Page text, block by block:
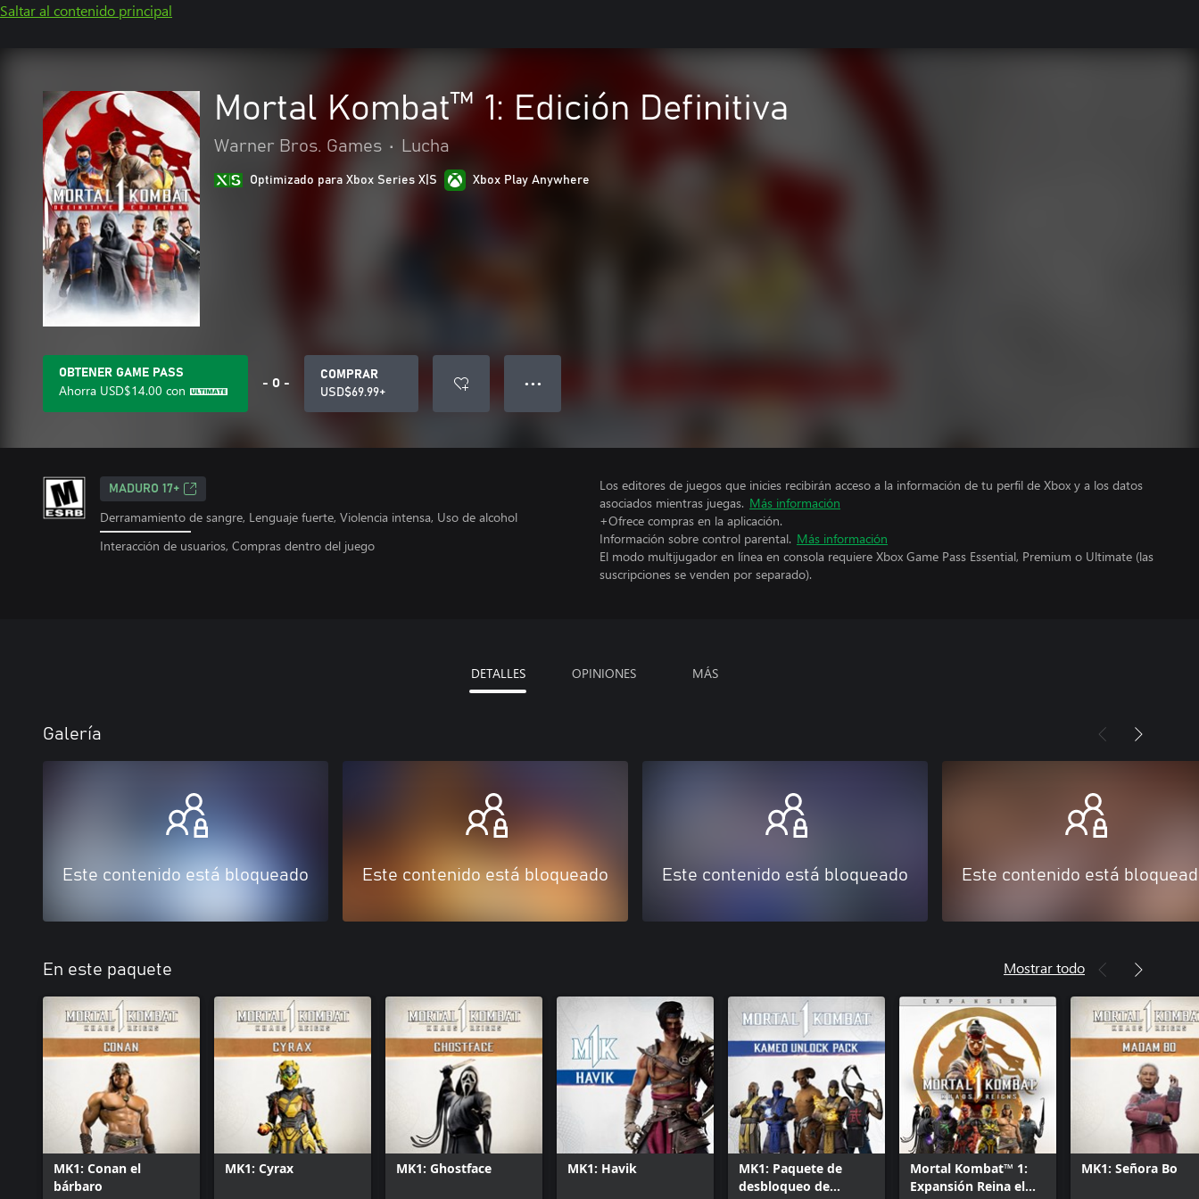
Saltar al contenido principal
Mortal Kombat™ 1: Edición Definitiva
Warner Bros. Games • Lucha
Optimizado para Xbox Series X|S Xbox Play Anywhere
OBTENER GAME PASS
Ahorra USD$14.00 con - O -
COMPRAR
USD$69.99+
● ● ●
MADURO 17+
Derramamiento de sangre, Lenguaje fuerte, Violencia intensa, Uso de alcohol
Interacción de usuarios, Compras dentro del juego
Los editores de juegos que inicies recibirán acceso a la información de tu perfil de Xbox y a los datos
asociados mientras juegas. Más información
+Ofrece compras en la aplicación.
Información sobre control parental. Más información
El modo multijugador en línea en consola requiere Xbox Game Pass Essential, Premium o Ultimate (las
suscripciones se venden por separado).
DETALLES OPINIONES MÁS
Galería
Este contenido está bloqueado Este contenido está bloqueado Este contenido está bloqueado Este contenido está
En este paquete Mostrar todo
MK1: Conan el
bárbaro
MK1: Cyrax MK1: Ghostface MK1: Havik
MK1: Paquete de
desbloqueo de
Mortal Kombat™ 1:
Expansión Reina el
MK1: Señora Bo